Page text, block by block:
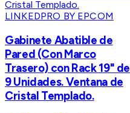
LINKEDPRO BY EPCOM
Gabinete Abatible de
Pared (Con Marco
Trasero) con Rack 19" de
9 Unidades. Ventana de
Cristal Templado.